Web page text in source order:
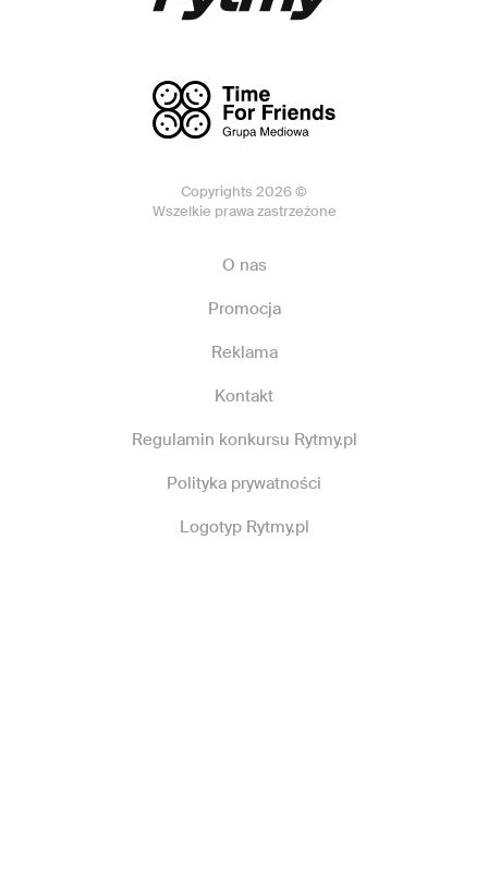
Copyrights 2026 ©
Wszelkie prawa zastrzeżone
O nas
Promocja
Reklama
Kontakt
Regulamin konkursu Rytmy.pl
Polityka prywatności
Logotyp Rytmy.pl